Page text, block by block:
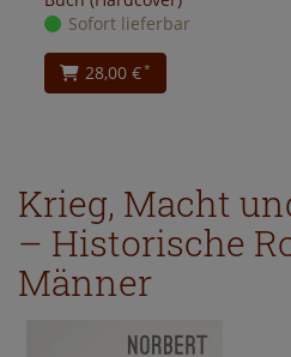
Sofort lieferbar
28,00 €*
Krieg, Macht
– Historische
Männer